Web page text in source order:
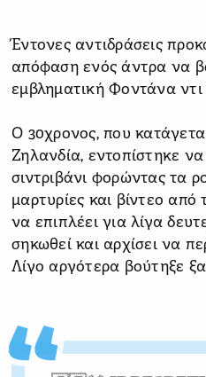
Έντονες αντιδράσεις
απόφαση ενός άντρα να
εμβληματική Φοντάνα
Ο 30χρονος, που
Ζηλανδία, εντοπίστηκε
σιντριβάνι φορώντας τα
μαρτυρίες και βίντεο από
να επιπλέει για λίγα
σηκωθεί και αρχίσει να
Λίγο αργότερα βούτηξε